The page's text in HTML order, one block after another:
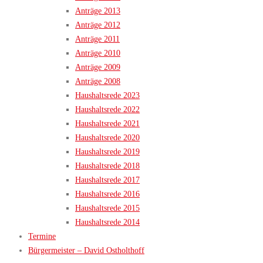
Anträge 2013
Anträge 2012
Anträge 2011
Anträge 2010
Anträge 2009
Anträge 2008
Haushaltsrede 2023
Haushaltsrede 2022
Haushaltsrede 2021
Haushaltsrede 2020
Haushaltsrede 2019
Haushaltsrede 2018
Haushaltsrede 2017
Haushaltsrede 2016
Haushaltsrede 2015
Haushaltsrede 2014
Termine
Bürgermeister – David Ostholthoff